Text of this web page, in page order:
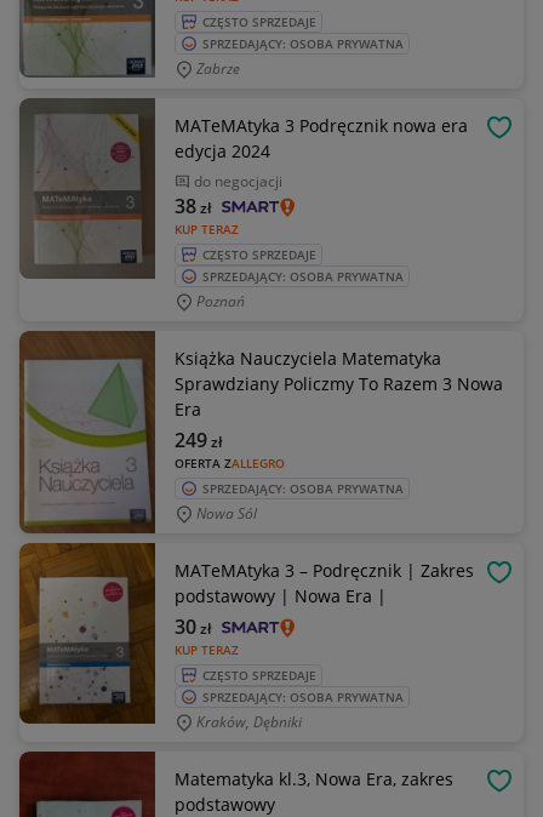
CZĘSTO SPRZEDAJE
SPRZEDAJĄCY: OSOBA PRYWATNA
Zabrze
MATeMAtyka 3 Podręcznik nowa era
edycja 2024
do negocjacji
KUP TERAZ
38zł
CZĘSTO SPRZEDAJE
SPRZEDAJĄCY: OSOBA PRYWATNA
Poznań
Książka Nauczyciela Matematyka
Sprawdziany Policzmy To Razem 3 Nowa
Era
OFERTA ZALLEGRO
249zł
SPRZEDAJĄCY: OSOBA PRYWATNA
Nowa Sól
MATeMAtyka 3 – Podręcznik | Zakres
podstawowy | Nowa Era |
KUP TERAZ
30zł
CZĘSTO SPRZEDAJE
SPRZEDAJĄCY: OSOBA PRYWATNA
Kraków, Dębniki
Matematyka kl.3, Nowa Era, zakres
podstawowy